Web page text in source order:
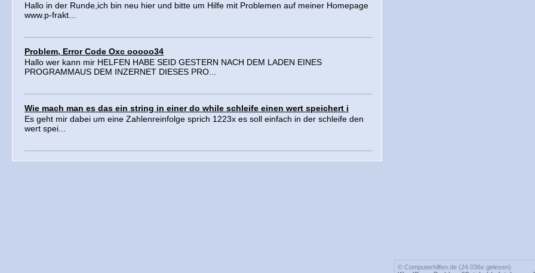
Hallo in der Runde,ich bin neu hier und bitte um Hilfe mit Problemen auf meiner Homepage
www.p-frakt...
Problem, Error Code Oxc ooooo34
Hallo wer kann mir HELFEN HABE SEID GESTERN NACH DEM LADEN EINES
PROGRAMMAUS DEM INZERNET DIESES PRO...
Wie mach man es das ein string in einer do while schleife einen wert speichert i
Es geht mir dabei um eine Zahlenreinfolge sprich 1223x es soll einfach in der schleife den
wert spei...
© Computerhilfen.de (24.036x gelesen)